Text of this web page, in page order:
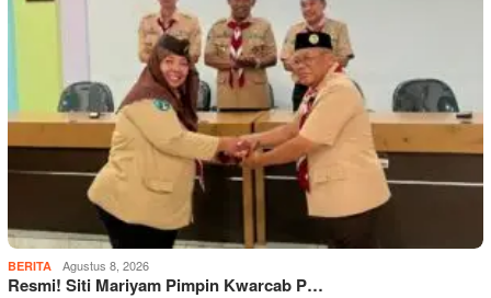
BERITA Agustus 8, 2026
Resmi! Siti Mariyam Pimpin Kwarcab P…